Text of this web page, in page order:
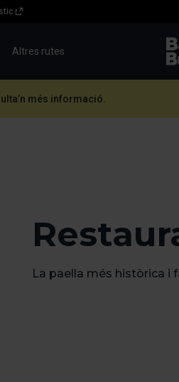
Altres rutes
més informació.
La paella més històrica i